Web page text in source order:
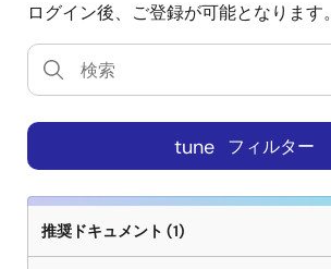
ログイン後、ご登録が可能となります。
tune フィルター
推奨ドキュメント (1)